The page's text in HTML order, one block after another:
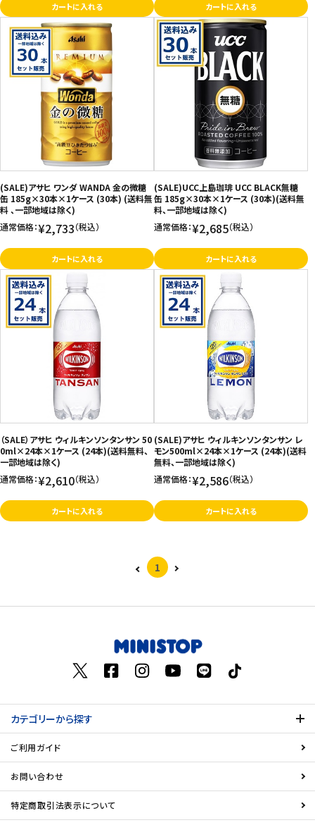
カートに入れる カートに入れる
(SALE)アサヒ ワンダ WANDA 金の微糖
缶 185g×30本×1ケース (30本) (送料無
料 、一部地域は除く)
通常価格：¥2,733（税込）
カートに入れる
(SALE)UCC上島珈琲 UCC BLACK無糖
缶 185g×30本×1ケース (30本)(送料無
料、一部地域は除く)
通常価格：¥2,685（税込）
カートに入れる
（SALE）アサヒ ウィルキンソンタンサン 50
0ml×24本×1ケース (24本)(送料無料、
一部地域は除く)
通常価格：¥2,610（税込）
カートに入れる
(SALE)アサヒ ウィルキンソンタンサン レ
モン500ml×24本×1ケース (24本)(送料
無料、一部地域は除く)
通常価格：¥2,586（税込）
カートに入れる
1
カテゴリーから探す
ご利用ガイド
お問い合わせ
特定商取引法表示について